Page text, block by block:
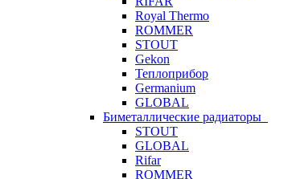
Royal Thermo
ROMMER
STOUT
Gekon
Теплоприбор
Germanium
GLOBAL
Биметаллические радиаторы
STOUT
GLOBAL
Rifar
ROMMER